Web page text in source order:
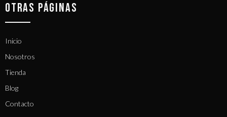
OTRAS PÁGINAS
Inicio
Nosotros
Tienda
Blog
Contacto